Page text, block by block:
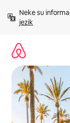
sadržaj
Neke su
jezik